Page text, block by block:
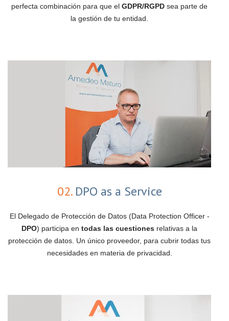
perfecta combinación para que el GDPR/RGPD sea parte de
la gestión de tu entidad.
02.DPO as a Service
El Delegado de Protección de Datos (Data Protection Officer -
DPO) participa en todas las cuestiones relativas a la
protección de datos. Un único proveedor, para cubrir todas tus
necesidades en materia de privacidad.